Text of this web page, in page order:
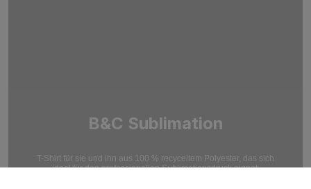
B&C Sublimation
T-Shirt für sie und ihn aus 100 % recyceltem Polyester, das sich
ideal für den professionellen Sublimationsdruck eignet.